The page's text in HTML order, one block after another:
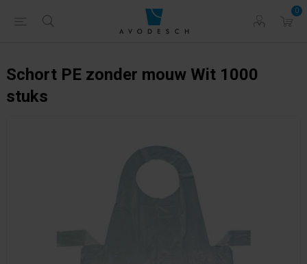
0
Schort PE zonder mouw Wit 1000
stuks